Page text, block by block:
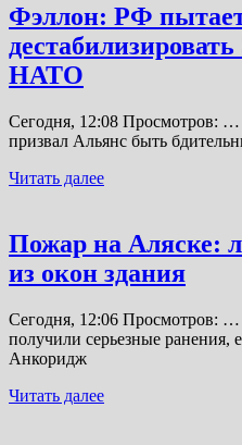
Фэллон: РФ
НАТО
Сегодня, 12:08 Просмотров:
призвал Альянс быть
Читать далее
Пожар на Аляске:
из окон здания
Сегодня, 12:06 Просмотров: …
получили серьезные ранения,
Анкоридж
Читать далее